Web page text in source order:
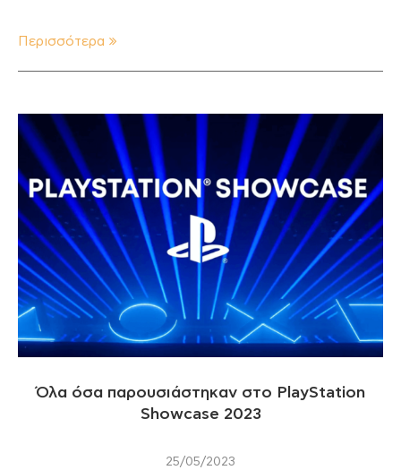
Περισσότερα
Όλα όσα παρουσιάστηκαν στο PlayStation
Showcase 2023
25/05/2023